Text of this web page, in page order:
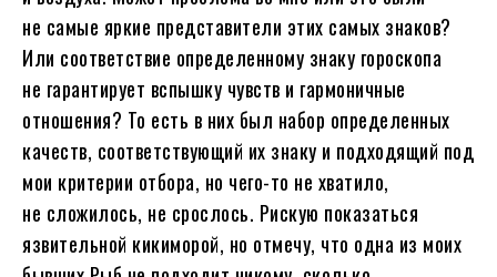
не самые яркие представители этих самых знаков?
Или соответствие определенному знаку гороскопа
не гарантирует вспышку чувств и гармоничные
отношения? То есть в них был набор определенных
качеств, соответствующий их знаку и подходящий под
мои критерии отбора, но чего-то не хватило,
не сложилось, не срослось. Рискую показаться
язвительной кикиморой, но отмечу, что одна из моих